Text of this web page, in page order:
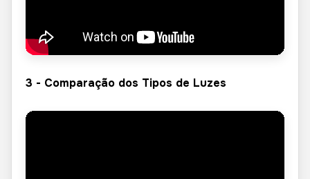
3 - Comparação dos Tipos de Luzes